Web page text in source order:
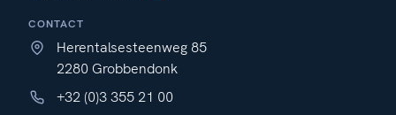
CONTACT
Herentalsesteenweg 85
2280 Grobbendonk
+32 (0)3 355 21 00